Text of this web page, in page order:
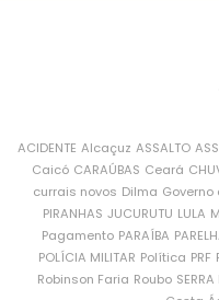
ACIDENTE Alcaçuz ASSALTO
Caicó CARAÚBAS Ceará
currais novos Dilma Governo
PIRANHAS JUCURUTU LULA
Pagamento PARAÍBA
POLÍCIA MILITAR Política PRF
Robinson Faria Roubo